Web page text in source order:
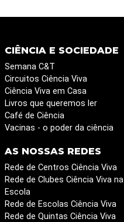
CIÊNCIA E SOCIEDADE
Semana C&T
Circuitos Ciência Viva
Ciência Viva em Casa
Livros que queremos ler
Café de Ciência
Vacinas - o poder da ciência
AS NOSSAS REDES
Rede de Centros Ciência Viva
Rede de Clubes Ciência Viva na
Escola
Rede de Escolas Ciência Viva
Rede de Quintas Ciência Viva